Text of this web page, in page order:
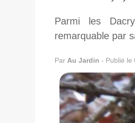
Parmi les
remarquable par
Par Au Jardin - Publié le